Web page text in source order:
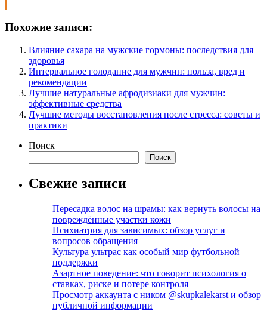
Похожие записи:
Влияние сахара на мужские гормоны: последствия для
здоровья
Интервальное голодание для мужчин: польза, вред и
рекомендации
Лучшие натуральные афродизиаки для мужчин:
эффективные средства
Лучшие методы восстановления после стресса: советы и
практики
Поиск
Поиск
Свежие записи
Пересадка волос на шрамы: как вернуть волосы на
повреждённые участки кожи
Психиатрия для зависимых: обзор услуг и
вопросов обращения
Культура ультрас как особый мир футбольной
поддержки
Азартное поведение: что говорит психология о
ставках, риске и потере контроля
Просмотр аккаунта с ником @skupkalekarst и обзор
публичной информации